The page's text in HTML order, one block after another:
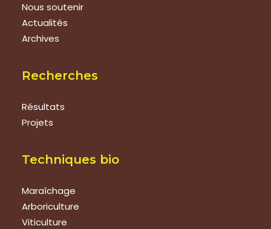
Nous soutenir
Actualités
Archives
Recherches
Résultats
Projets
Techniques bio
Maraîchage
Arboriculture
Viticulture